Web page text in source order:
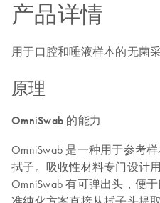
产品详情
用于口腔和唾液样本的无菌采
原理
OmniSwab 的能力
OmniSwab 是一种用于参考
拭子。吸收性材料专门设计
OmniSwab 有可弹出头，便